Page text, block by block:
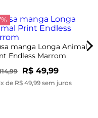
manga Longa Animal
Endless Marrom
R$ 49,99
de R$ 49,99 sem juros